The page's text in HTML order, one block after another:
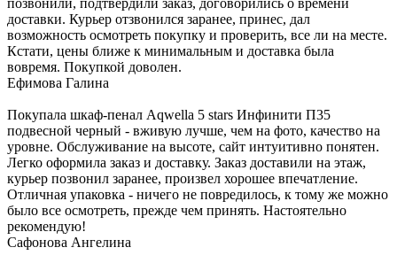
позвонили, подтвердили заказ, договорились о времени
доставки. Курьер отзвонился заранее, принес, дал
возможность осмотреть покупку и проверить, все ли на месте.
Кстати, цены ближе к минимальным и доставка была
вовремя. Покупкой доволен.
Ефимова Галина
Покупала шкаф-пенал Aqwella 5 stars Инфинити П35
подвесной черный - вживую лучше, чем на фото, качество на
уровне. Обслуживание на высоте, сайт интуитивно понятен.
Легко оформила заказ и доставку. Заказ доставили на этаж,
курьер позвонил заранее, произвел хорошее впечатление.
Отличная упаковка - ничего не повредилось, к тому же можно
было все осмотреть, прежде чем принять. Настоятельно
рекомендую!
Сафонова Ангелина